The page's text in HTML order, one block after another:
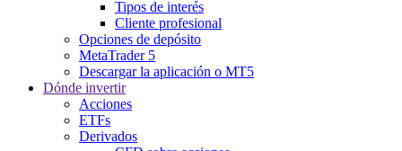
Tipos de interés
Cliente profesional
Opciones de depósito
MetaTrader 5
Descargar la aplicación o MT5
Dónde invertir
Acciones
ETFs
Derivados